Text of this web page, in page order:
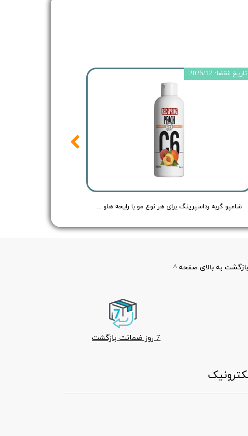
شامپو گربه رداسپرینگ برای هر نوع مو با رایحه هلو - Redspring Cat Shampoo Peach Flavour - حجم 250 میلی لیتر
تاریخ انقضا: 2025/12
7 روز ضمانت بازگشت
بازگشت به بالای صفحه ^